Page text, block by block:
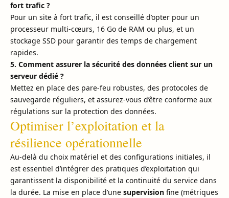
fort trafic ?
Pour un site à fort trafic, il est conseillé d’opter pour un
processeur multi-cœurs, 16 Go de RAM ou plus, et un
stockage SSD pour garantir des temps de chargement
rapides.
5. Comment assurer la sécurité des données client sur un
serveur dédié ?
Mettez en place des pare-feu robustes, des protocoles de
sauvegarde réguliers, et assurez-vous d’être conforme aux
régulations sur la protection des données.
Optimiser l’exploitation et la
résilience opérationnelle
Au-delà du choix matériel et des configurations initiales, il
est essentiel d’intégrer des pratiques d’exploitation qui
garantissent la disponibilité et la continuité du service dans
la durée. La mise en place d’une supervision fine (métriques